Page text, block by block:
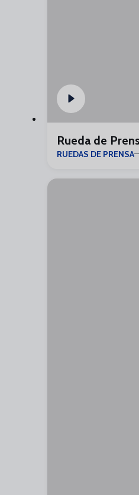
Rueda de
RUEDAS DE PRENSA